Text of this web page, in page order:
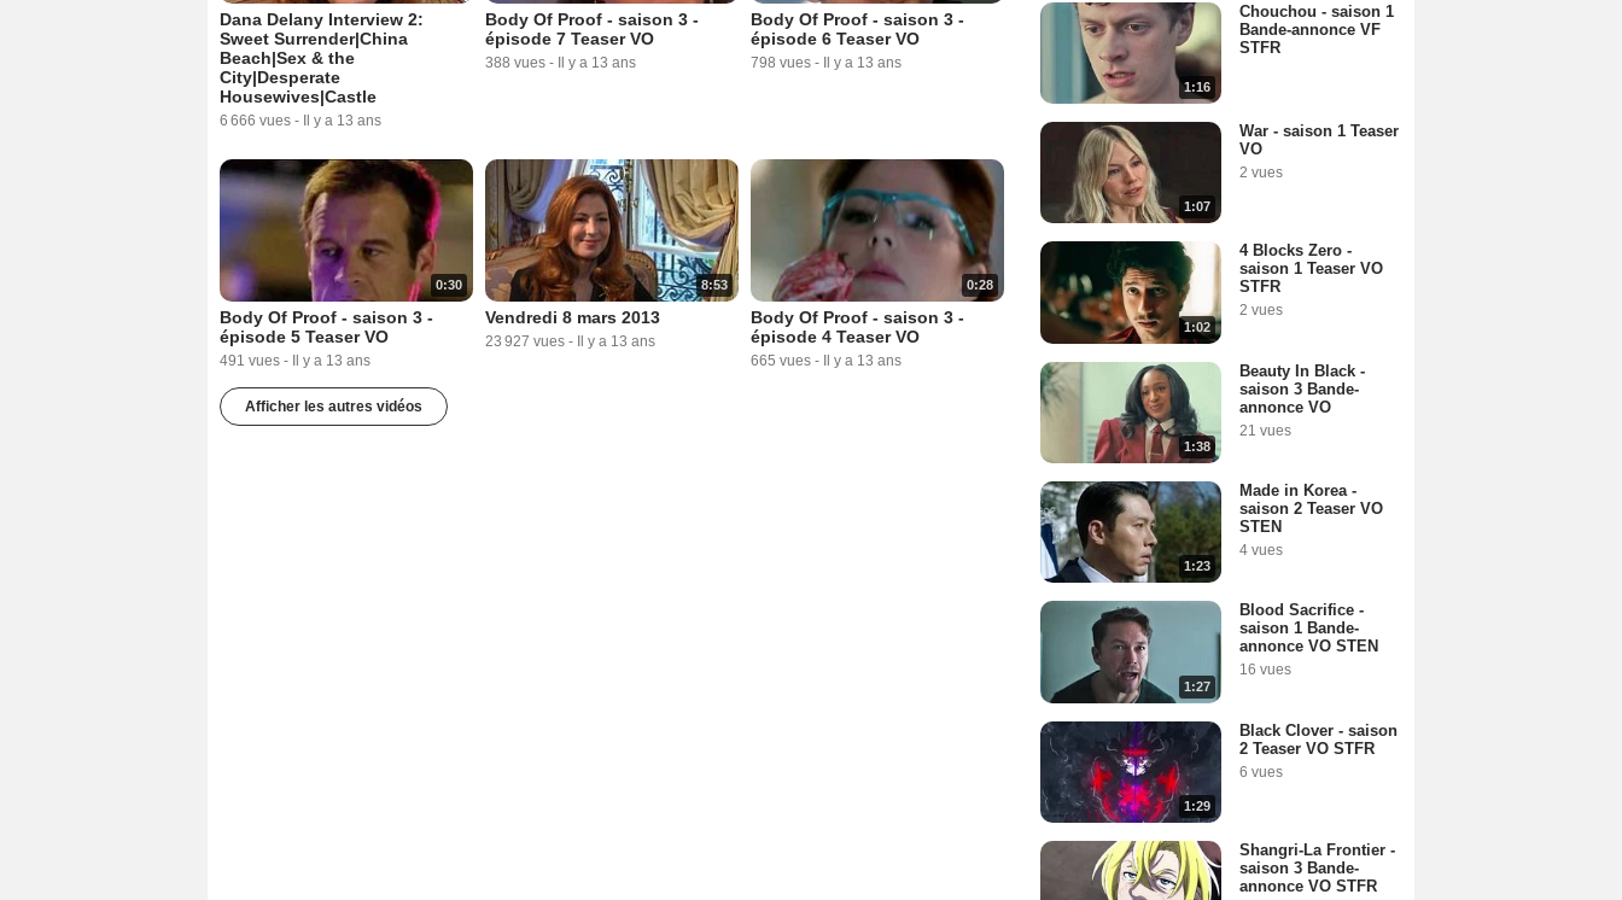
Dana Delany Interview 2:
Sweet Surrender|China
Beach|Sex & the
City|Desperate
Housewives|Castle
6 666 vues - Il y a 13 ans
Body Of Proof - saison 3 -
épisode 7 Teaser VO
388 vues - Il y a 13 ans
Body Of Proof - saison 3 -
épisode 6 Teaser VO
798 vues - Il y a 13 ans
0:30
Body Of Proof - saison 3 -
épisode 5 Teaser VO
491 vues - Il y a 13 ans
8:53
Vendredi 8 mars 2013
23 927 vues - Il y a 13 ans
0:28
Body Of Proof - saison 3 -
épisode 4 Teaser VO
665 vues - Il y a 13 ans
Afficher les autres vidéos
1:16
Chouchou - saison 1
Bande-annonce VF
STFR
1:07
War - saison 1 Teaser
VO
2 vues
1:02
4 Blocks Zero -
saison 1 Teaser VO
STFR
2 vues
1:38
Beauty In Black -
saison 3 Bande-
annonce VO
21 vues
1:23
Made in Korea -
saison 2 Teaser VO
STEN
4 vues
1:27
Blood Sacrifice -
saison 1 Bande-
annonce VO STEN
16 vues
1:29
Black Clover - saison
2 Teaser VO STFR
6 vues
Shangri-La Frontier -
saison 3 Bande-
annonce VO STFR